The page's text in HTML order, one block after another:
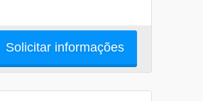
Solicitar informações